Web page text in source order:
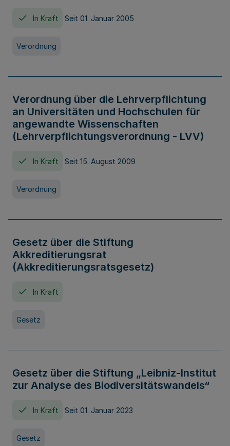
In Kraft Seit 01. Januar 2005
Verordnung
Verordnung über die Lehrverpflichtung
an Universitäten und Hochschulen für
angewandte Wissenschaften
(Lehrverpflichtungsverordnung - LVV)
In Kraft Seit 15. August 2009
Verordnung
Gesetz über die Stiftung
Akkreditierungsrat
(Akkreditierungsratsgesetz)
In Kraft
Gesetz
Gesetz über die Stiftung „Leibniz-Institut
zur Analyse des Biodiversitätswandels“
In Kraft Seit 01. Januar 2023
Gesetz